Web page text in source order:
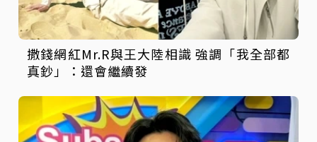
撒錢網紅Mr.R與王大陸相識 強調「我全部都
真鈔」：還會繼續發